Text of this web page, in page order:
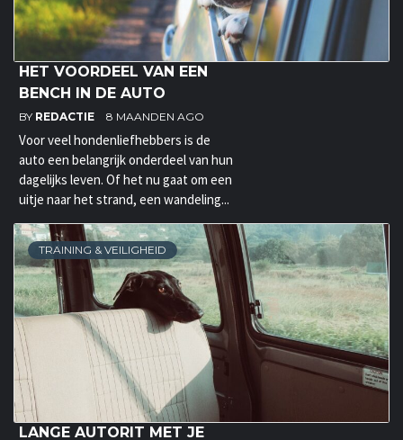
HET VOORDEEL VAN EEN
BENCH IN DE AUTO
BY REDACTIE 8 MAANDEN AGO
Voor veel hondenliefhebbers is de
auto een belangrijk onderdeel van hun
dagelijks leven. Of het nu gaat om een
uitje naar het strand, een wandeling...
TRAINING & VEILIGHEID
LANGE AUTORIT MET JE